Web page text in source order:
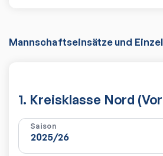
Mannschaftseinsätze und
1. Kreisklasse Nord
Saison